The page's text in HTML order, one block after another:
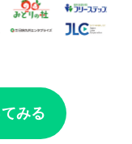
みる